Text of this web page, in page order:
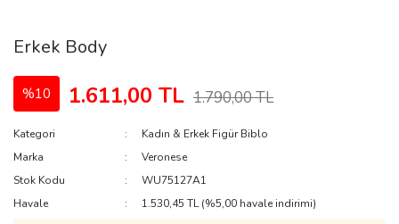
Erkek Body
%10 1.611,00 TL 1.790,00 TL
Kategori
Kadın & Erkek Figür Biblo
Marka
Veronese
Stok Kodu
WU75127A1
Havale
1.530,45 TL (%5,00 havale indirimi)